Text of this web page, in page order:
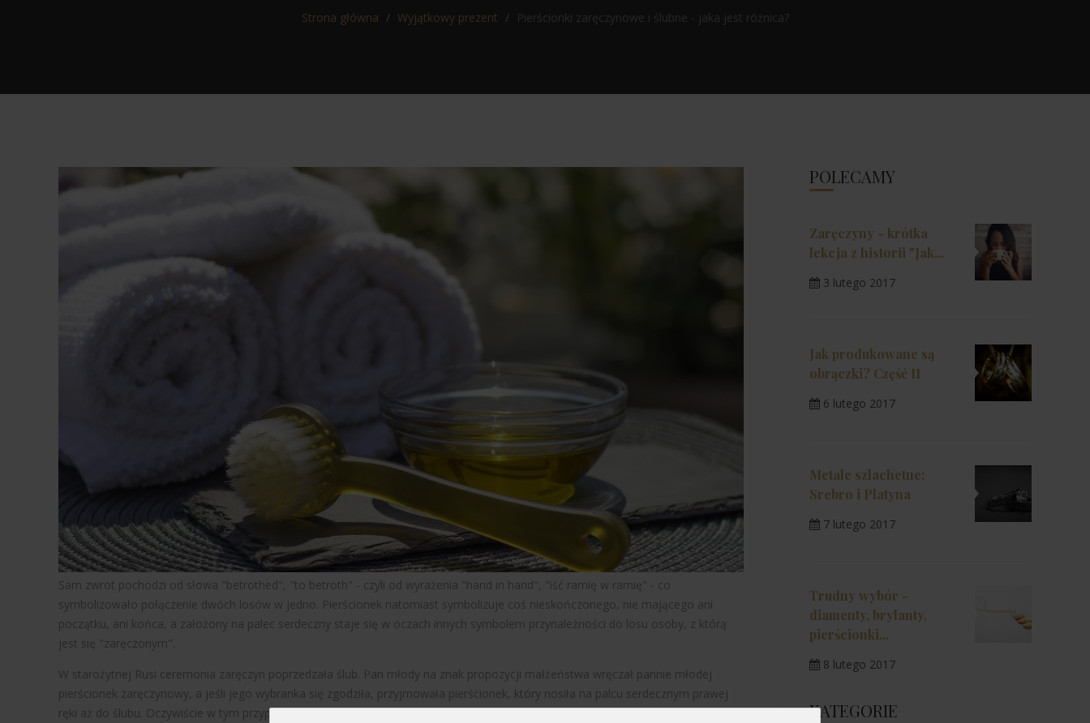
Strona główna Wyjątkowy prezent Pierścionki zaręczynowe i ślubne - jaka jest różnica?
Sam zwrot pochodzi od słowa "betrothed", "to betroth" - czyli od wyrażenia "hand in hand", "iść ramię w ramię" - co
symbolizowało połączenie dwóch losów w jedno. Pierścionek natomiast symbolizuje coś nieskończonego, nie mającego ani
początku, ani końca, a założony na palec serdeczny staje się w oczach innych symbolem przynależności do losu osoby, z którą
jest się "zaręczonym".
W starożytnej Rusi ceremonia zaręczyn poprzedzała ślub. Pan młody na znak propozycji małżeństwa wręczał pannie młodej
pierścionek zaręczynowy, a jeśli jego wybranka się zgodziła, przyjmowała pierścionek, który nosiła na palcu serdecznym prawej
ręki aż do ślubu. Oczywiście w tym przypadku pierścień był wykonany z poręcznych materiałów: skóry, żelaza, kory drzewnej -
POLECAMY
Zaręczyny - krótka
lekcja z historii "Jak...
3 lutego 2017
Jak produkowane są
obrączki? Część II
6 lutego 2017
Metale szlachetne:
Srebro i Platyna
7 lutego 2017
Trudny wybór -
diamenty, brylanty,
pierścionki...
8 lutego 2017
KATEGORIE